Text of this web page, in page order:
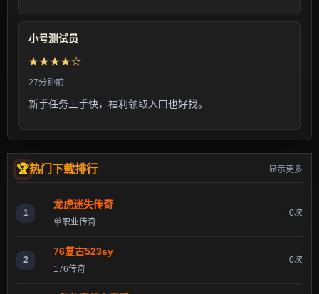
小号测试员
★★★★☆
27分钟前
新手任务上手快，福利领取入口也好找。
热门下载排行 显示更多
1
龙虎迷失传奇
单职业传奇
0次
2
76复古523sy
176传奇
0次